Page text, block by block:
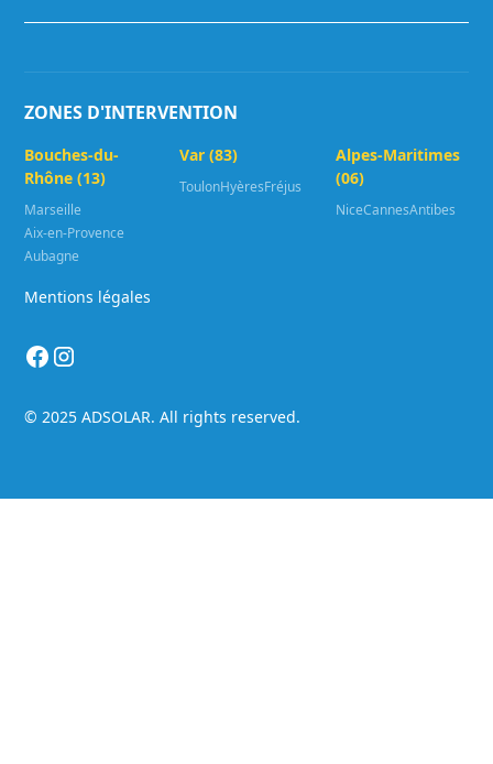
ZONES D'INTERVENTION
Bouches-du-
Rhône (13)
Marseille
Aix-en-Provence
Aubagne
Var (83)
ToulonHyèresFréjus
Alpes-Maritimes
(06)
NiceCannesAntibes
© 2025 ADSOLAR. All rights reserved.
Mentions légales